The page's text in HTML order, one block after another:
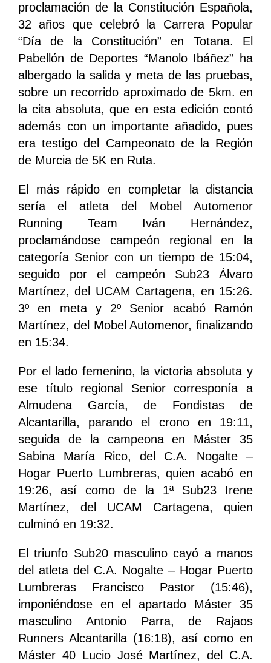
proclamación de la Constitución Española,
32 años que celebró la Carrera Popular
“Día de la Constitución” en Totana. El
Pabellón de Deportes “Manolo Ibáñez” ha
albergado la salida y meta de las pruebas,
sobre un recorrido aproximado de 5km. en
la cita absoluta, que en esta edición contó
además con un importante añadido, pues
era testigo del Campeonato de la Región
de Murcia de 5K en Ruta.
El más rápido en completar la distancia
sería el atleta del Mobel Automenor
Running Team Iván Hernández,
proclamándose campeón regional en la
categoría Senior con un tiempo de 15:04,
seguido por el campeón Sub23 Álvaro
Martínez, del UCAM Cartagena, en 15:26.
3º en meta y 2º Senior acabó Ramón
Martínez, del Mobel Automenor, finalizando
en 15:34.
Por el lado femenino, la victoria absoluta y
ese título regional Senior corresponía a
Almudena García, de Fondistas de
Alcantarilla, parando el crono en 19:11,
seguida de la campeona en Máster 35
Sabina María Rico, del C.A. Nogalte –
Hogar Puerto Lumbreras, quien acabó en
19:26, así como de la 1ª Sub23 Irene
Martínez, del UCAM Cartagena, quien
culminó en 19:32.
El triunfo Sub20 masculino cayó a manos
del atleta del C.A. Nogalte – Hogar Puerto
Lumbreras Francisco Pastor (15:46),
imponiéndose en el apartado Máster 35
masculino Antonio Parra, de Rajaos
Runners Alcantarilla (16:18), así como en
Máster 40 Lucio José Martínez, del C.A.